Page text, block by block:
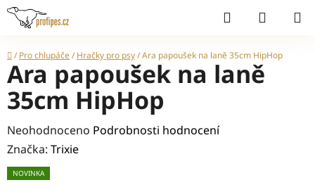
Přejít
Hledat
Domů
/ Pro chlupáče/ Hračky pro psy/Ara papoušek na laně 35cm HipHop
Ara papoušek na laně
35cm HipHop
Průměrné
hodnocení
produktu
Neohodnoceno Podrobnosti hodnocení
Značka: Trixie
NOVINKA